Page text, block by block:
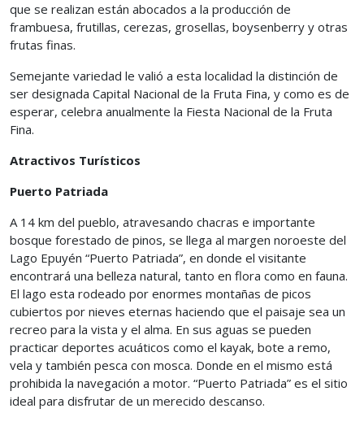
que se realizan están abocados a la producción de
frambuesa, frutillas, cerezas, grosellas, boysenberry y otras
frutas finas.
Semejante variedad le valió a esta localidad la distinción de
ser designada Capital Nacional de la Fruta Fina, y como es de
esperar, celebra anualmente la Fiesta Nacional de la Fruta
Fina.
Atractivos Turísticos
Puerto Patriada
A 14 km del pueblo, atravesando chacras e importante
bosque forestado de pinos, se llega al margen noroeste del
Lago Epuyén “Puerto Patriada”, en donde el visitante
encontrará una belleza natural, tanto en flora como en fauna.
El lago esta rodeado por enormes montañas de picos
cubiertos por nieves eternas haciendo que el paisaje sea un
recreo para la vista y el alma. En sus aguas se pueden
practicar deportes acuáticos como el kayak, bote a remo,
vela y también pesca con mosca. Donde en el mismo está
prohibida la navegación a motor. “Puerto Patriada” es el sitio
ideal para disfrutar de un merecido descanso.